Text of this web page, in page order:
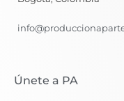
Únete a PA